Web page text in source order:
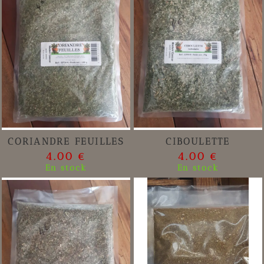
CORIANDRE FEUILLES
4.00 €
En stock
CIBOULETTE
4.00 €
En stock